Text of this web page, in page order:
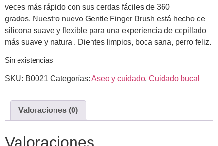
veces más rápido con sus cerdas fáciles de 360 ​​
grados. Nuestro nuevo Gentle Finger Brush está hecho de
silicona suave y flexible para una experiencia de cepillado
más suave y natural. Dientes limpios, boca sana, perro feliz.
Sin existencias
SKU: B0021 Categorías: Aseo y cuidado, Cuidado bucal
Valoraciones (0)
Valoraciones